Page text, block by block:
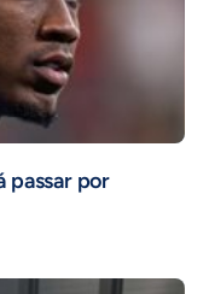
passar por